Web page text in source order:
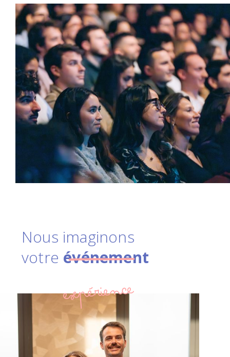
Nous imaginons
votre événement
expérience